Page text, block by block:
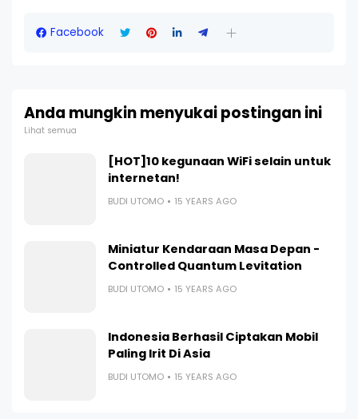
Facebook
Anda mungkin menyukai postingan ini
Lihat semua
[HOT]10 kegunaan WiFi selain untuk
internetan!
BUDI UTOMO 15 YEARS AGO
Miniatur Kendaraan Masa Depan -
Controlled Quantum Levitation
BUDI UTOMO 15 YEARS AGO
Indonesia Berhasil Ciptakan Mobil
Paling Irit Di Asia
BUDI UTOMO 15 YEARS AGO